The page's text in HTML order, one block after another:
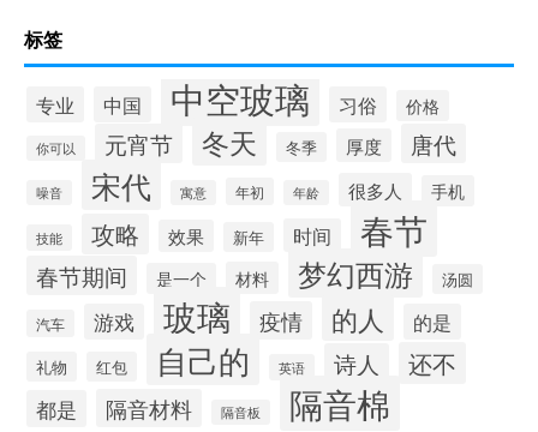
标签
专业 中国 中空玻璃 习俗 价格
你可以 元宵节 冬天 冬季 厚度 唐代
噪音 宋代 寓意 年初 年龄 很多人 手机
技能 攻略 效果 新年 时间 春节
春节期间 是一个 材料 梦幻西游 汤圆
汽车 游戏 玻璃 疫情 的人 的是
礼物 红包 自己的 英语 诗人 还不
都是 隔音材料 隔音板 隔音棉